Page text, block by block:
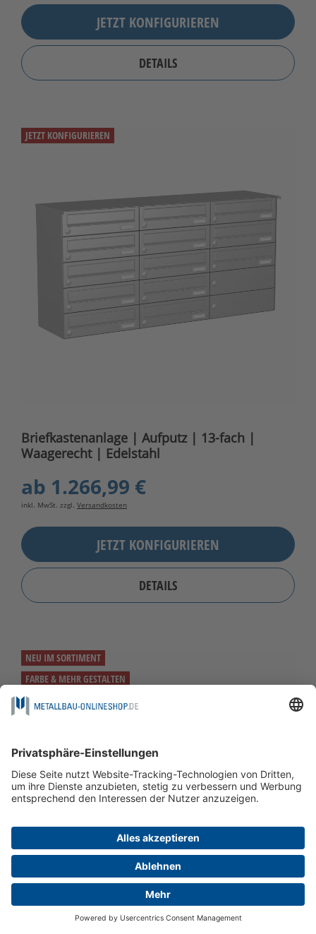
JETZT KONFIGURIEREN
DETAILS
JETZT KONFIGURIEREN
Briefkastenanlage | Aufputz | 13-fach |
Waagerecht | Edelstahl
ab 1.266,99 €
inkl. MwSt. zzgl. Versandkosten
JETZT KONFIGURIEREN
DETAILS
NEU IM SORTIMENT
FARBE & MEHR GESTALTEN